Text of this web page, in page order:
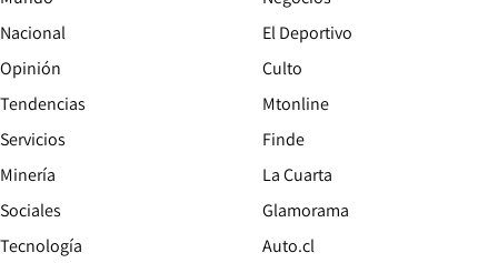
Nacional
Opinión
Tendencias
Servicios
Minería
Sociales
Tecnología
El Deportivo
Culto
Mtonline
Finde
La Cuarta
Glamorama
Auto.clOpens in new window